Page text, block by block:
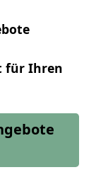
für Ihren